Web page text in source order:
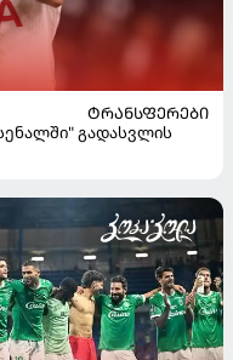
ᲢᲠᲐᲜᲡᲤᲔᲠᲔᲑᲘ
გადასვლის